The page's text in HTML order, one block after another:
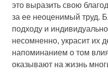
это выразить свою
за ее неоценимый труд.
подходу и
несомненно, украсит их
напоминанием о том
оказывают на жизнь